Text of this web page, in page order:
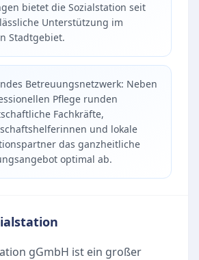
bietet die Sozialstation seit
Unterstützung im
Stadtgebiet.
Betreuungsnetzwerk: Neben
Pflege runden
Fachkräfte,
und lokale
das ganzheitliche
optimal ab.
gGmbH ist ein großer